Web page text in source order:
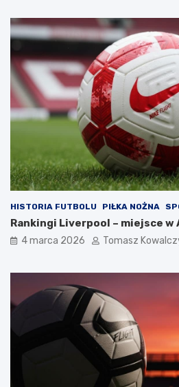
HISTORIA FUTBOLU PIŁKA NOŻNA
Rankingi Liverpool – miejsce w
4 marca 2026 Tomasz